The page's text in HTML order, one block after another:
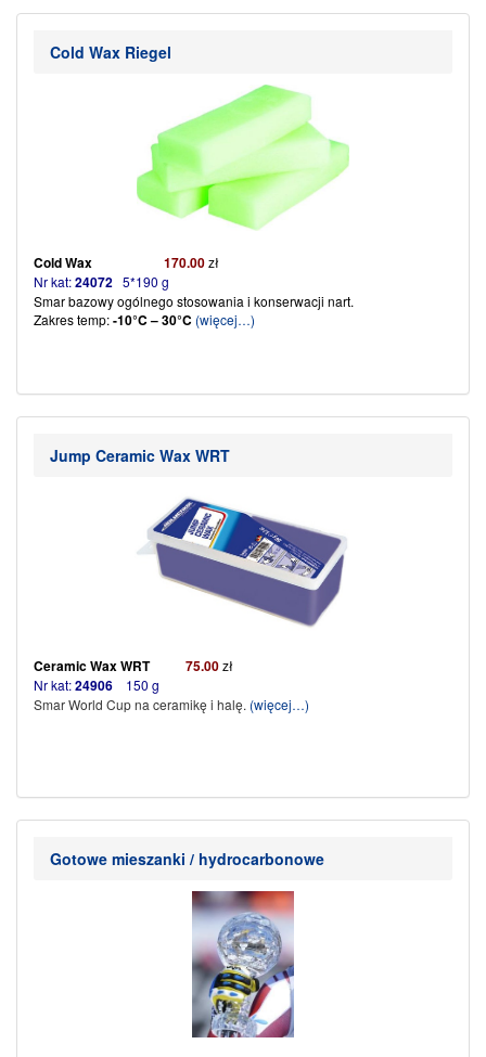
Cold Wax Riegel
Cold Wax 170.00zł
Nr kat:24072 5*190 g
Smar bazowy ogólnego stosowania i konserwacji nart.
Zakres temp:-10°C – 30°C (więcej…)
Jump Ceramic Wax WRT
Ceramic Wax WRT 75.00zł
Nr kat:24906 150 g
Smar World Cup na ceramikę i halę. (więcej…)
Gotowe mieszanki / hydrocarbonowe